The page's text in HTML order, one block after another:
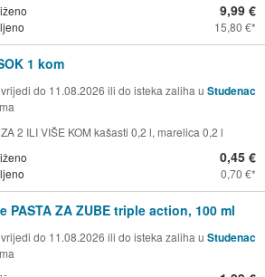
9,99 €
15,80 €
1 kom
do 11.08.2026 ili do isteka zaliha u Studenac
2 ILI VIŠE KOM kašasti 0,2 l, marelica 0,2 l
0,45 €
0,70 €
PASTA ZA ZUBE triple action, 100 ml
do 11.08.2026 ili do isteka zaliha u Studenac